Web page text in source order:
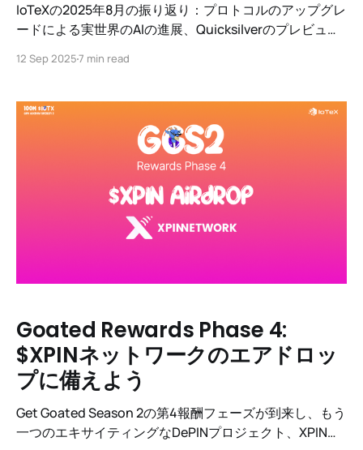
IoTeXの2025年8月の振り返り：プロトコルのアップグレ
ードによる実世界のAIの進展、Quicksilverのプレビュ
World Summitの準備。
12 Sep 20257 min read
Goated Rewards Phase 4:
$XPINネットワークのエアドロッ
プに備えよう
Get Goated Season 2の第4報酬フェーズが到来し、もう
一つのエキサイティングなDePINプロジェクト、XPINネ